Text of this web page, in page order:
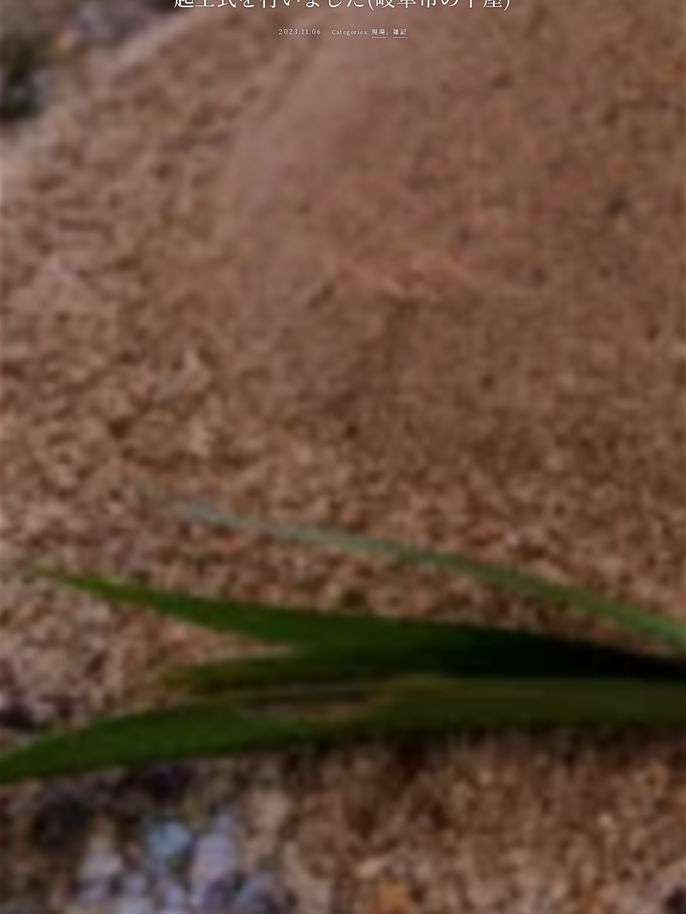
2023.11.06 現場、 雑記